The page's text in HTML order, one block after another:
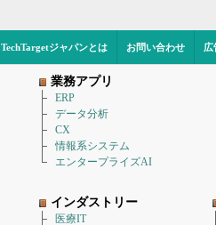
TechTargetジャパンとは お問い合わせ 広
業務アプリ
ERP
データ分析
CX
情報系システム
エンタープライズAI
インダストリー
医療IT